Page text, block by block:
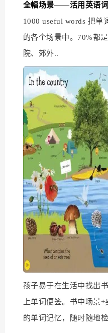
全幅场景——活用英语
1000 useful words 把单
的各个场景中。70%都
院、郊外..
孩子易于在生活中找出
上单词便签。书中场景
的单词记忆，随时随地